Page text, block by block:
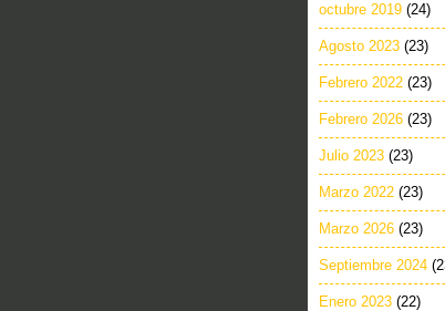
octubre 2019 (24)
Agosto 2023 (23)
Febrero 2022 (23)
Febrero 2026 (23)
Julio 2023 (23)
Marzo 2022 (23)
Marzo 2026 (23)
Septiembre 2024
Enero 2023 (22)